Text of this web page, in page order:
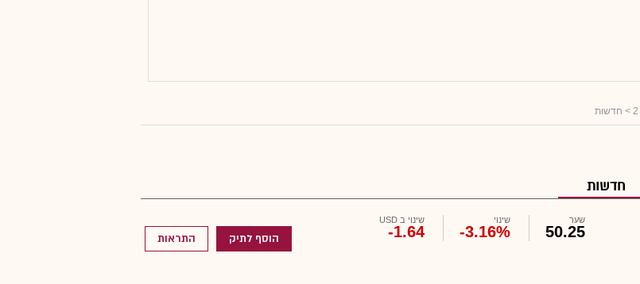
> חדשות
חדשות
שער
50.25
שינוי
-3.16%
שינוי ב USD
-1.64 הוסף לתיק התראות